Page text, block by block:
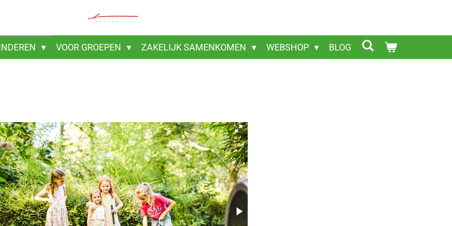
VOOR GROEPEN ZAKELIJK SAMENKOMEN WEBSHOP BLOG